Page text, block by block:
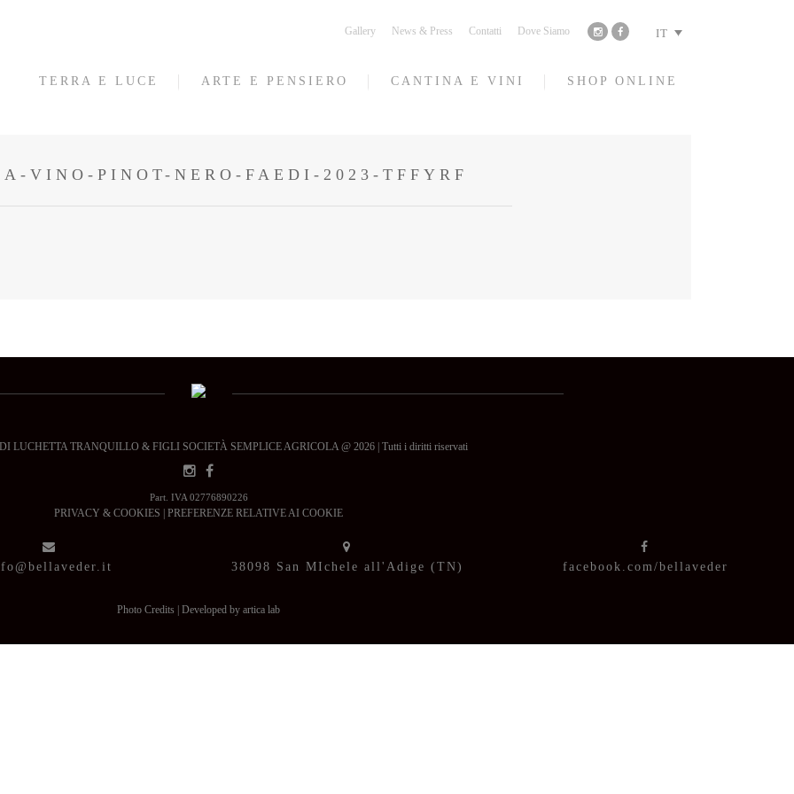
IT
Gallery News & Press Contatti Dove Siamo
TERRA E LUCE ARTE E PENSIERO CANTINA E VINI SHOP ONLINE
VINO-PINOT-NERO-FAEDI-2023-TFFYRF
LUCHETTA TRANQUILLO & FIGLI SOCIETÀ SEMPLICE AGRICOLA @ 2026 | Tutti i diritti riservati
Part. IVA 02776890226
PRIVACY & COOKIES PREFERENZE RELATIVE AI COOKIE
38098 San MIchele all'Adige (TN) facebook.com/bellaveder
Photo Credits Developed by artica lab